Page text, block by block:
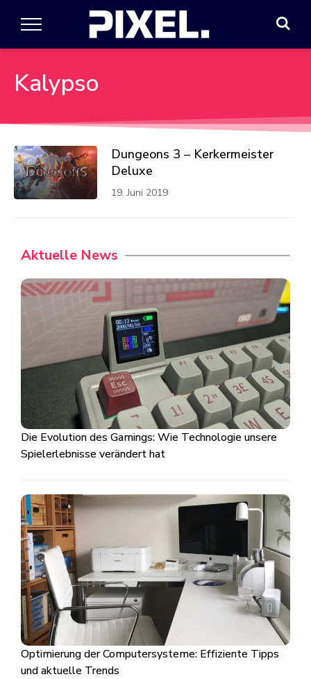
Kalypso
Dungeons 3 – Kerkermeister
Deluxe
19. Juni 2019
Aktuelle News
Die Evolution des Gamings: Wie Technologie unsere
Spielerlebnisse verändert hat
Optimierung der Computersysteme: Effiziente Tipps
und aktuelle Trends